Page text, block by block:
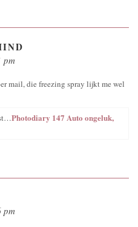
pm
mail, die freezing spray lijkt me wel
Photodiary 147 Auto ongeluk,
pm